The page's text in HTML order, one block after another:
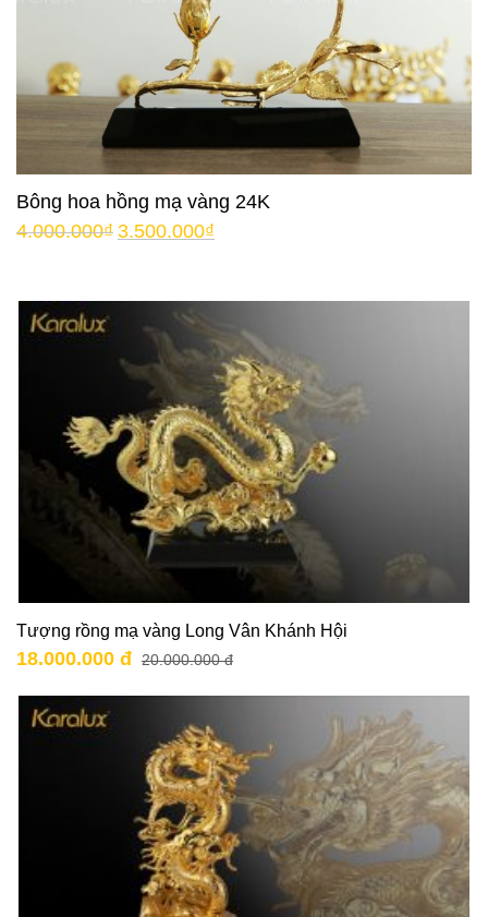
Bông hoa hồng mạ vàng 24K
4.000.000₫ 3.500.000₫
Tượng rồng mạ vàng Long Vân Khánh Hội
18.000.000 đ 20.000.000 đ